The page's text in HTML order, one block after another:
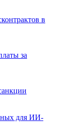
в
за
для ИИ-